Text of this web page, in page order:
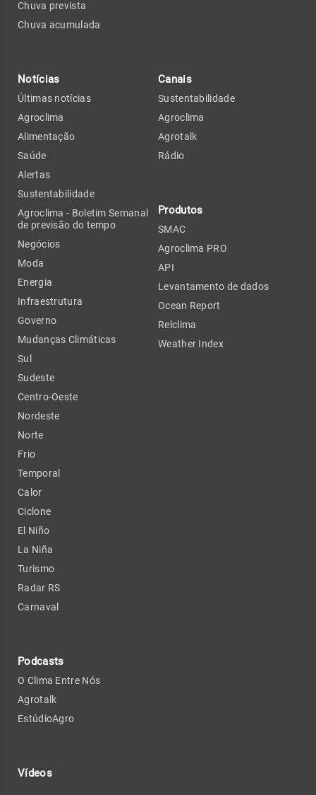
Chuva prevista
Chuva acumulada
Notícias
Últimas notícias
Agroclima
Alimentação
Saúde
Alertas
Sustentabilidade
Agroclima - Boletim Semanal
de previsão do tempo
Negócios
Moda
Energia
Infraestrutura
Governo
Mudanças Climáticas
Sul
Sudeste
Centro-Oeste
Nordeste
Norte
Frio
Temporal
Calor
Ciclone
El Niño
La Niña
Turismo
Radar RS
Carnaval
Podcasts
O Clima Entre Nós
Agrotalk
EstúdioAgro
Vídeos
Canais
Sustentabilidade
Agroclima
Agrotalk
Rádio
Produtos
SMAC
Agroclima PRO
API
Levantamento de dados
Ocean Report
Relclima
Weather Index